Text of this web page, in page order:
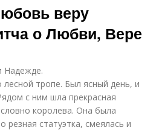
веру
о Любви, Вере
Надежде.
тропе. Был ясный день, и
с ним шла прекрасная
королева. Она была
резная статуэтка, смеялась и